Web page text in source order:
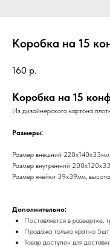
Коробка на 15
160 р.
Коробка на 15
Из дизайнерского картона
Размеры:
Размер внешний 220х140х33мм
Размер внутренний 200х120х33
Размер ячейки 39х39мм,
Дополнительно:
Поставляется в развертке,
Продажа только кратно
Товар доступен для